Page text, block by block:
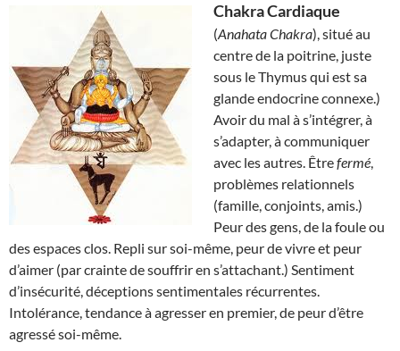
Chakra Cardiaque
(Anahata Chakra), situé au
centre de la poitrine, juste
sous le Thymus qui est sa
glande endocrine connexe.)
Avoir du mal à s’intégrer, à
s’adapter, à communiquer
avec les autres. Êtrefermé,
problèmes relationnels
(famille, conjoints, amis.)
Peur des gens, de la foule ou
des espaces clos. Repli sur soi-même, peur de vivre et peur
d’aimer (par crainte de souffrir en s’attachant.) Sentiment
d’insécurité, déceptions sentimentales récurrentes.
Intolérance, tendance à agresser en premier, de peur d’être
agressé soi-même.